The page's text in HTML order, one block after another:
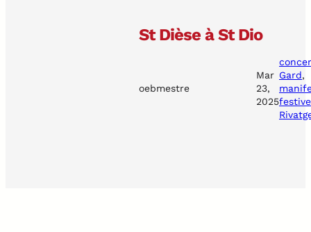
St Dièse à St Dio
oebmestre
Mar
23,
2025
Gard